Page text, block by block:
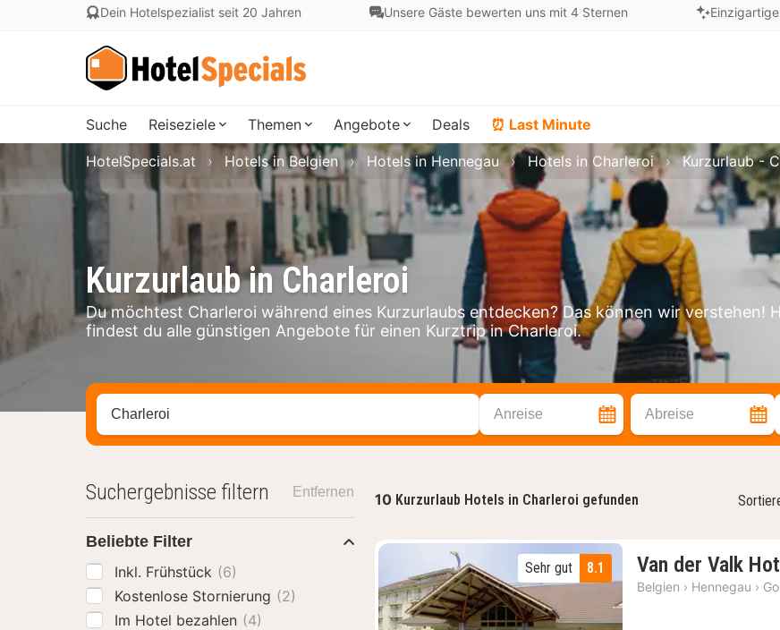
Dein Hotelspezialist seit 20 Jahren Unsere Gäste bewerten uns mit 4 Sternen
Suche Reiseziele Themen Angebote Deals ⏰ Last Minute
Kurzurlaub in Charleroi
Du möchtest Charleroi während eines Kurzurlaubs entdecken? Das können wir verstehen!
findest du alle günstigen Angebote für einen Kurztrip in Charleroi.
HotelSpecials.at Hotels in Belgien Hotels in Hennegau Hotels in Charleroi Kurzurlaub -
Stadt, Region oder Hotel suchen Anreise Abreise
10 Kurzurlaub Hotels in Charleroi gefunden
8.1
Sehr gut Van der Valk
Belgien › Hennegau ›
Suchergebnisse filtern Entfernen
Beliebte Filter
Inkl. Frühstück (6)
Kostenlose Stornierung (2)
Im Hotel bezahlen (4)